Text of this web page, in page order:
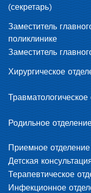
(секретарь)
Заместитель
поликлинике
Заместитель
Хирургическое
Травматологическое
Родильное
Приемное отделение
Детская
Терапевтическое
Инфекционное